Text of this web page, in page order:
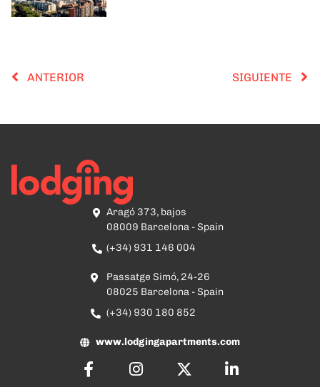
ANTERIOR SIGUIENTE
Aragó 373, bajos
08009 Barcelona - Spain
(+34) 931 146 004
Passatge Simó, 24-26
08025 Barcelona - Spain
(+34) 930 180 852
www.lodgingapartments.com